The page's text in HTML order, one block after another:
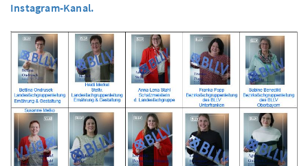
Instagram-Kanal.